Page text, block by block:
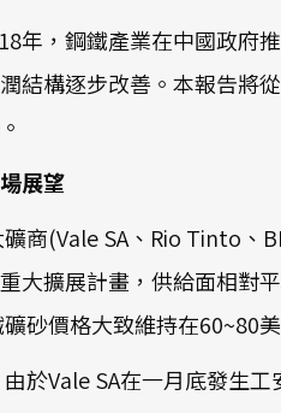
年，鋼鐵產業在中國政府
結構逐步改善。本報告將
展望
商(Vale SA、Rio Tinto、
大擴展計畫，供給面相對
砂價格大致維持在60~80
於Vale SA在一月底發生